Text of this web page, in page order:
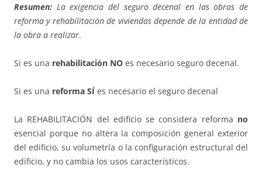
Resumen: La exigencia del seguro decenal en las obras de
reforma y rehabilitación de viviendas depende de la entidad de
la obra a realizar.
Si es una rehabilitación NO es necesario seguro decenal.
Si es una reforma SÍ es necesario el seguro decenal
La REHABILITACIÓN del edificio se considera reforma no
esencial porque no altera la composición general exterior
del edificio, su volumetría o la configuración estructural del
edificio, y no cambia los usos característicos.